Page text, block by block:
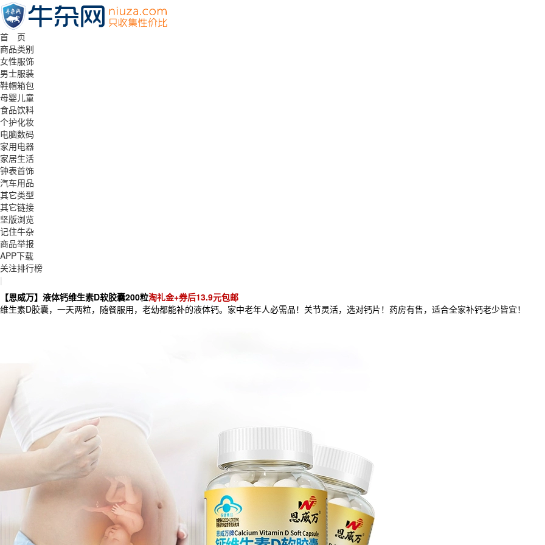
首 页
商品类别
女性服饰
男士服装
鞋帽箱包
母婴儿童
食品饮料
个护化妆
电脑数码
家用电器
家居生活
钟表首饰
汽车用品
其它类型
其它链接
坚版浏览
记住牛杂
商品举报
APP下载
关注排行榜
|
【恩威万】液体钙维生素D软胶囊200粒淘礼金+券后13.9元包邮
维生素D胶囊，一天两粒，随餐服用，老幼都能补的液体钙。家中老年人必需品！关节灵活，选对钙片！药房有售，适合全家补钙老少皆宜！